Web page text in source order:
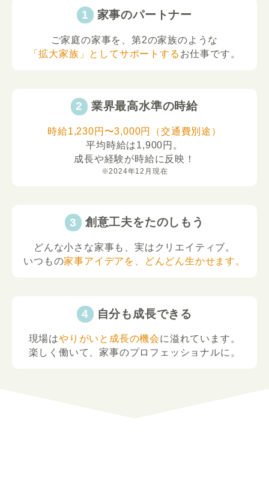
家事のパートナー
ご家庭の家事を、第2の家族のような
「拡大家族」としてサポートする お仕事です。
業界最高水準の時給
時給1,230円〜3,000円（交通費別途）
平均時給は1,900円。
成長や経験が時給に反映！
※2024年12月現在
創意工夫をたのしもう
どんな小さな家事も、実はクリエイティブ。
いつもの家事アイデアを、どんどん生かせます。
自分も成長できる
現場はやりがいと成長の機会に溢れています。
楽しく働いて、家事のプロフェッショナルに。